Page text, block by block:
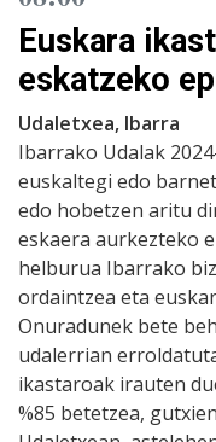
Euskara
eskatzeko
Udaletxea, Ibarra
Ibarrako Udalak
euskaltegi edo
edo hobetzen aritu
eskaera aurkezteko
helburua Ibarrako
ordaintzea eta
Onuradunek bete
udalerrian
ikastaroak irauten
%85 betetzea,